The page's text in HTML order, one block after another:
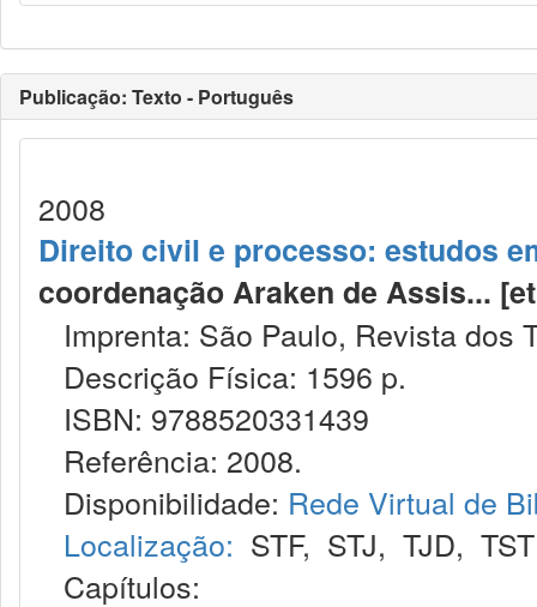
Publicação: Texto - Português
2008
Direito civil e processo: estudos
coordenação Araken de Assis...
Imprenta: São Paulo, Revista dos
Descrição Física: 1596 p.
ISBN: 9788520331439
Referência: 2008.
Disponibilidade: Rede Virtual de
Localização: STF, STJ, TJD, TST
Capítulos: